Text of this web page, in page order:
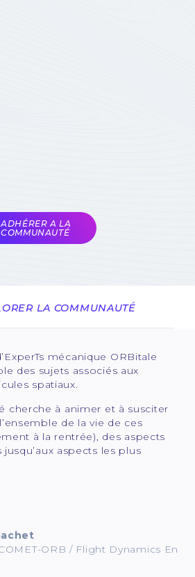
ADHÉRER A LA
COMMUNAUTÉ
LA COMMUNAUTÉ
mécanique ORBitale
des sujets associés aux
spatiaux.
cherche à animer et à susciter
de la vie de ces
à la rentrée), des aspects
aspects les plus
ORB / Flight Dynamics